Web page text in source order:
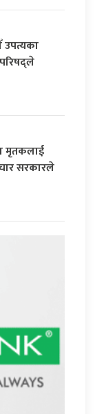
मृतकलाई
सरकारले